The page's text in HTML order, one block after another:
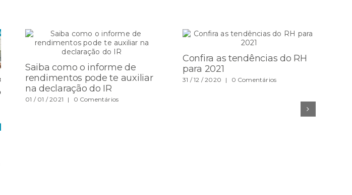
Saiba como o informe de
rendimentos pode te auxiliar
na declaração do IR
01 / 01 / 2021 | 0 Comentários
Confira as tendências do RH
para 2021
31 / 12 / 2020 | 0 Comentários